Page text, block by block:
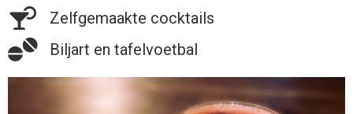
Zelfgemaakte cocktails
Biljart en tafelvoetbal